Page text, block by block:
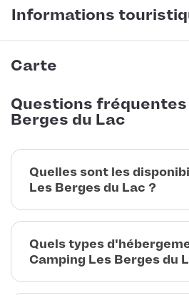
Informations
Carte
Questions
Berges du Lac
Quelles sont les
Les Berges du Lac ?
Quels types
Camping Les Berges du